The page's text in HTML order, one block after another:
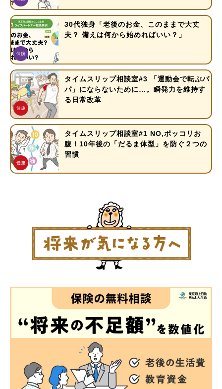
30代独身「老後のお金、このままで大丈
夫？ 備えは何から始めればいい？」
タイムスリップ相談室#3 「運動会で転ぶパ
パ」にならないために…。瞬発力を維持す
る日常改革
タイムスリップ相談室#1 NO,ポッコリお
腹！10年後の「だるま体型」を防ぐ２つの
習慣